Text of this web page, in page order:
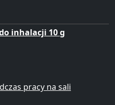
inhalacji 10 g
pracy na sali